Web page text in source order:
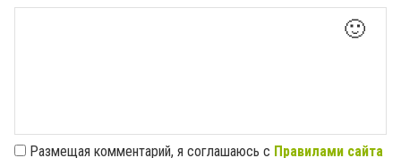
🙂
Размещая комментарий, я соглашаюсь с Правилами сайта